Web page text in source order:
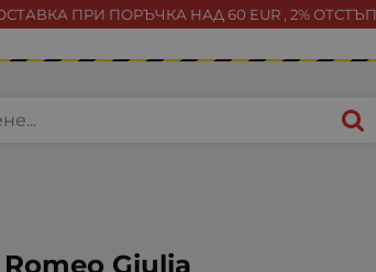
ПРИ ПОРЪЧКА НАД 60 EUR , 2%
Giulia